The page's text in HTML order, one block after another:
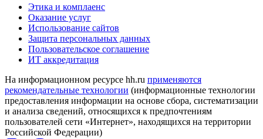
Этика и комплаенс
Оказание услуг
Использование сайтов
Защита персональных данных
Пользовательское соглашение
ИТ аккредитация
На информационном ресурсе hh.ru применяются
рекомендательные технологии (информационные технологии
предоставления информации на основе сбора, систематизации
и анализа сведений, относящихся к предпочтениям
пользователей сети «Интернет», находящихся на территории
Российской Федерации)